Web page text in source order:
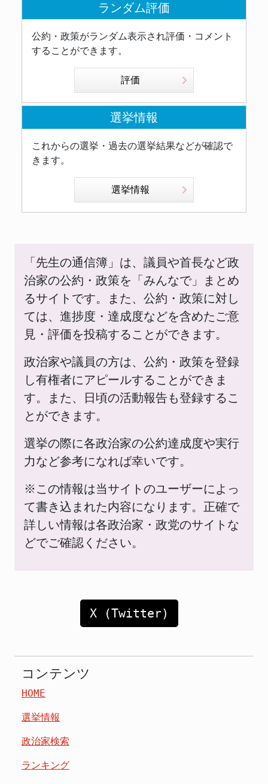
ランダム評価
公約・政策がランダム表示され評価・コメント
することができます。
評価
選挙情報
これからの選挙・過去の選挙結果などが確認で
きます。
選挙情報
「先生の通信簿」は、議員や首長など政
治家の公約・政策を「みんなで」まとめ
るサイトです。また、公約・政策に対し
ては、進捗度・達成度などを含めたご意
見・評価を投稿することができます。
政治家や議員の方は、公約・政策を登録
し有権者にアピールすることができま
す。また、日頃の活動報告も登録するこ
とができます。
選挙の際に各政治家の公約達成度や実行
力など参考になれば幸いです。
※この情報は当サイトのユーザーによっ
て書き込まれた内容になります。正確で
詳しい情報は各政治家・政党のサイトな
どでご確認ください。
X (Twitter)
コンテンツ
HOME
選挙情報
政治家検索
ランキング